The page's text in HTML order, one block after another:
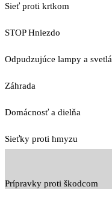
Sieť proti krtkom
STOP Hniezdo
Odpudzujúce lampy a svetlá
Záhrada
Domácnosť a dielňa
Sieťky proti hmyzu
Prípravky proti škodcom